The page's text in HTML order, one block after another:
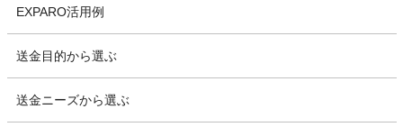
EXPARO活用例
送金目的から選ぶ
送金ニーズから選ぶ